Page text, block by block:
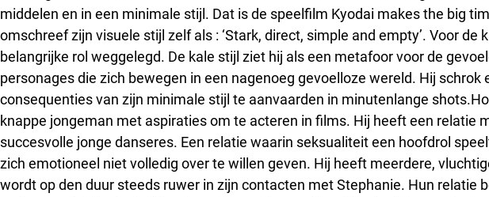
middelen en in een minimale stijl. Dat is de speelfilm Kyodai makes the big
omschreef zijn visuele stijl zelf als : ‘Stark, direct, simple and empty’. Voor de
belangrijke rol weggelegd. De kale stijl ziet hij als een metafoor voor de
personages die zich bewegen in een nagenoeg gevoelloze wereld. Hij schrok
consequenties van zijn minimale stijl te aanvaarden in minutenlange
knappe jongeman met aspiraties om te acteren in films. Hij heeft een relatie
succesvolle jonge danseres. Een relatie waarin seksualiteit een hoofdrol
zich emotioneel niet volledig over te willen geven. Hij heeft meerdere,
wordt op den duur steeds ruwer in zijn contacten met Stephanie. Hun relatie